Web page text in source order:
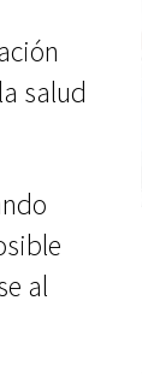
salud
al